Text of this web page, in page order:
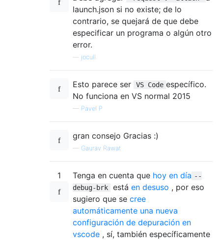
launch.json si no existe; de ​​lo
contrario, se quejará de que debe
especificar un programa o algún otro
error.
jocull
Esto parece ser VS Code específico.
No funciona en VS normal 2015
— Pavel P
gran consejo Gracias :)
— Gaurav Rawat
1 Tenga en cuenta que hoy en día --
debug-brk
está en desuso , por eso
sugiero que se cree
automáticamente una nueva
configuración de depuración en
vscode , sí, también específicamente